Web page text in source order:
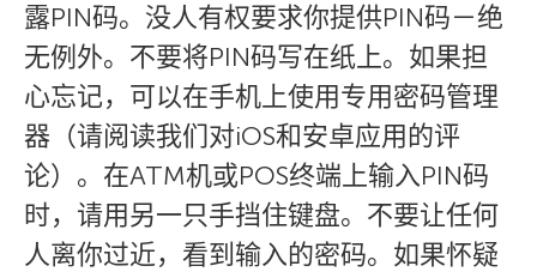
露PIN码。没人有权要求你提供PIN码－绝
无例外。不要将PIN码写在纸上。如果担
心忘记，可以在手机上使用专用密码管理
器（请阅读我们对iOS和安卓应用的评
论）。在ATM机或POS终端上输入PIN码
时，请用另一只手挡住键盘。不要让任何
人离你过近，看到输入的密码。如果怀疑